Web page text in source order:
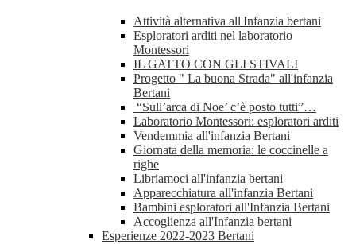
Attività alternativa all'Infanzia bertani
Esploratori arditi nel laboratorio
Montessori
IL GATTO CON GLI STIVALI
Progetto " La buona Strada" all'infanzia
Bertani
“Sull’arca di Noe’ c’è posto tutti”…
Laboratorio Montessori: esploratori arditi
Vendemmia all'infanzia Bertani
Giornata della memoria: le coccinelle a
righe
Libriamoci all'infanzia bertani
Apparecchiatura all'infanzia Bertani
Bambini esploratori all'Infanzia Bertani
Accoglienza all'Infanzia bertani
Esperienze 2022-2023 Bertani